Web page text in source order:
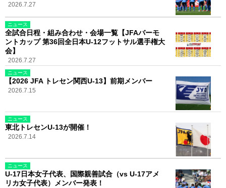
2026.7.27
ニュース
全試合日程・組み合わせ・会場一覧【JFAバーモ
ントカップ 第36回全日本U-12フットサル選手権大
会】
2026.7.27
ニュース
【2026 JFA トレセン関西U-13】前期メンバー
2026.7.15
ニュース
東北トレセンU-13が開催！
2026.7.14
ニュース
U-17日本女子代表、国際親善試合（vs U-17アメ
リカ女子代表）メンバー発表！